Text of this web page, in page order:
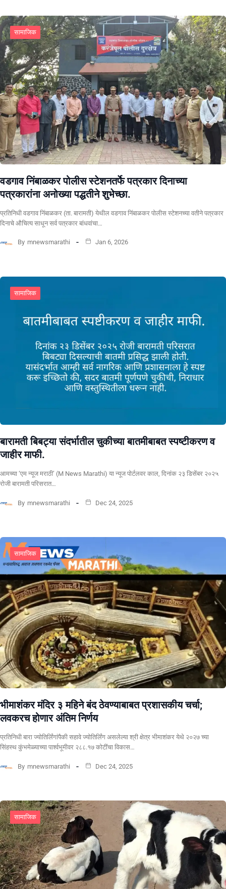
सामाजिक
वडगाव निंबाळकर पोलीस स्टेशनतर्फे पत्रकार दिनाच्या
पत्रकारांना अनोख्या पद्धतीने शुभेच्छा.
प्रतिनिधी वडगाव निंबाळकर (ता. बारामती) येथील वडगाव निंबाळकर पोलीस स्टेशनच्या वतीने पत्रकार
दिनाचे औचित्य साधून सर्व पत्रकार बांधवांचा…
By mnewsmarathi Jan 6, 2026
सामाजिक
बारामती बिबट्या संदर्भातील चुकीच्या बातमीबाबत स्पष्टीकरण व
जाहीर माफी.
आमच्या ‘एम न्यूज मराठी’ (M News Marathi) या न्यूज पोर्टलवर काल, दिनांक २३ डिसेंबर २०२५
रोजी बारामती परिसरात…
By mnewsmarathi Dec 24, 2025
सामाजिक
भीमाशंकर मंदिर ३ महिने बंद ठेवण्याबाबत प्रशासकीय चर्चा;
लवकरच होणार अंतिम निर्णय
प्रतिनिधी बारा ज्योतिर्लिंगांपैकी सहावे ज्योतिर्लिंग असलेल्या श्री क्षेत्र भीमाशंकर येथे २०२७ च्या
सिंहस्थ कुंभमेळ्याच्या पार्श्वभूमीवर २८८.१७ कोटींचा विकास…
By mnewsmarathi Dec 24, 2025
सामाजिक